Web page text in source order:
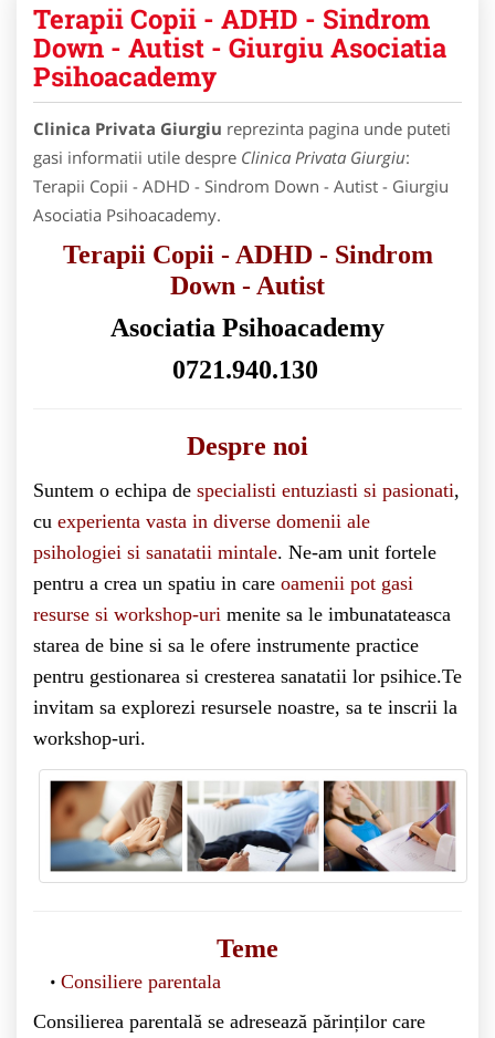
Terapii Copii - ADHD - Sindrom
Down - Autist - Giurgiu Asociatia
Psihoacademy
Clinica Privata Giurgiu reprezinta pagina unde puteti
gasi informatii utile despre Clinica Privata Giurgiu:
Terapii Copii - ADHD - Sindrom Down - Autist - Giurgiu
Asociatia Psihoacademy.
Terapii Copii - ADHD - Sindrom
Down - Autist
Asociatia Psihoacademy
0721.940.130
Despre noi
Suntem o echipa de specialisti entuziasti si pasionati,
cu experienta vasta in diverse domenii ale
psihologiei si sanatatii mintale. Ne-am unit fortele
pentru a crea un spatiu in care oamenii pot gasi
resurse si workshop-uri menite sa le imbunatateasca
starea de bine si sa le ofere instrumente practice
pentru gestionarea si cresterea sanatatii lor psihice.Te
invitam sa explorezi resursele noastre, sa te inscrii la
workshop-uri.
Teme
Consiliere parentala
Consilierea parentală se adresează părinților care